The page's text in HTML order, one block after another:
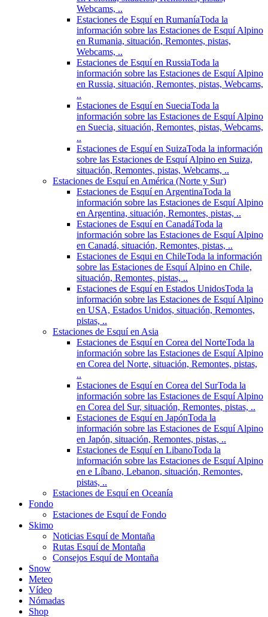
Webcams, ..
Estaciones de Esquí en RumaníaToda la
información sobre las Estaciones de Esquí Alpino
en Rumania, situación, Remontes, pistas,
Webcams, ..
Estaciones de Esquí en RussiaToda la
información sobre las Estaciones de Esquí Alpino
en Russia, situación, Remontes, pistas, Webcams,
..
Estaciones de Esquí en SueciaToda la
información sobre las Estaciones de Esquí Alpino
en Suecia, situación, Remontes, pistas, Webcams,
..
Estaciones de Esquí en SuizaToda la información
sobre las Estaciones de Esquí Alpino en Suiza,
situación, Remontes, pistas, Webcams, ..
Estaciones de Esquí en América (Norte y Sur)
Estaciones de Esquí en ArgentinaToda la
información sobre las Estaciones de Esquí Alpino
en Argentina, situación, Remontes, pistas, ..
Estaciones de Esquí en CanadáToda la
información sobre las Estaciones de Esquí Alpino
en Canadá, situación, Remontes, pistas, ..
Estaciones de Esqui en ChileToda la información
sobre las Estaciones de Esquí Alpino en Chile,
situación, Remontes, pistas, ..
Estaciones de Esquí en Estados UnidosToda la
información sobre las Estaciones de Esquí Alpino
en USA, Estados Unidos, situación, Remontes,
pistas, ..
Estaciones de Esquí en Asia
Estaciones de Esquí en Corea del NorteToda la
información sobre las Estaciones de Esquí Alpino
en Corea del Norte, situación, Remontes, pistas,
..
Estaciones de Esquí en Corea del SurToda la
información sobre las Estaciones de Esquí Alpino
en Corea del Sur, situación, Remontes, pistas, ..
Estaciones de Esquí en JapónToda la
información sobre las Estaciones de Esquí Alpino
en Japón, situación, Remontes, pistas, ..
Estaciones de Esquí en LibanoToda la
información sobre las Estaciones de Esquí Alpino
en e Líbano, Lebanon, situación, Remontes,
pistas, ..
Estaciones de Esquí en Oceanía
Fondo
Estaciones de Esquí de Fondo
Skimo
Noticias Esquí de Montaña
Rutas Esquí de Montaña
Consejos Esquí de Montaña
Snow
Meteo
Vídeo
Nómadas
Shop